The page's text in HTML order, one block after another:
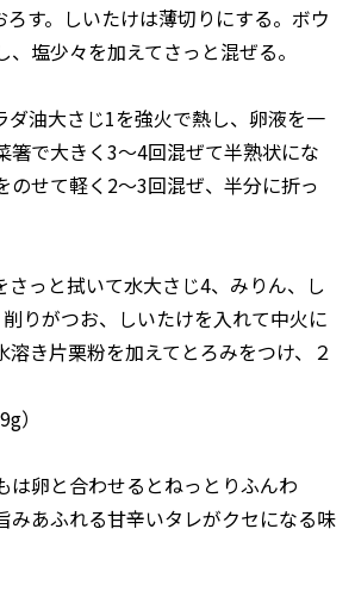
す。しいたけは薄切りにする。ボウ
塩少々を加えてさっと混ぜる。
ダ油大さじ1を強火で熱し、卵液を一
箸で大きく3〜4回混ぜて半熟状にな
のせて軽く2〜3回混ぜ、半分に折っ
っと拭いて水大さじ4、みりん、し
りがつお、しいたけを入れて中火に
溶き片栗粉を加えてとろみをつけ、２
）
は卵と合わせるとねっとりふんわ
あふれる甘辛いタレがクセになる味